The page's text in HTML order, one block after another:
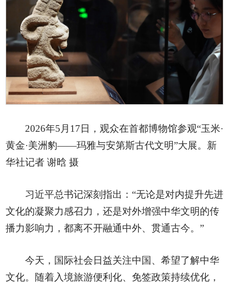
2026年5月17日，观众在首都博物馆参观“玉米·
黄金·美洲豹——玛雅与安第斯古代文明”大展。新
华社记者 谢晗 摄
习近平总书记深刻指出：“无论是对内提升先进
文化的凝聚力感召力，还是对外增强中华文明的传
播力影响力，都离不开融通中外、贯通古今。”
今天，国际社会日益关注中国、希望了解中华
文化。随着入境旅游便利化、免签政策持续优化，